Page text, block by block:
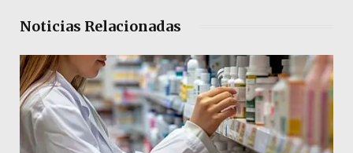
Noticias Relacionadas